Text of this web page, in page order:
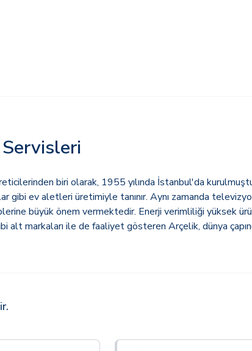
biri olarak, 1955 yılında İstanbul'da
gibi ev aletleri üretimiyle tanınır. Aynı zamanda
büyük önem vermektedir. Enerji verimliliği yüksek
alt markaları ile de faaliyet gösteren Arçelik, dünya